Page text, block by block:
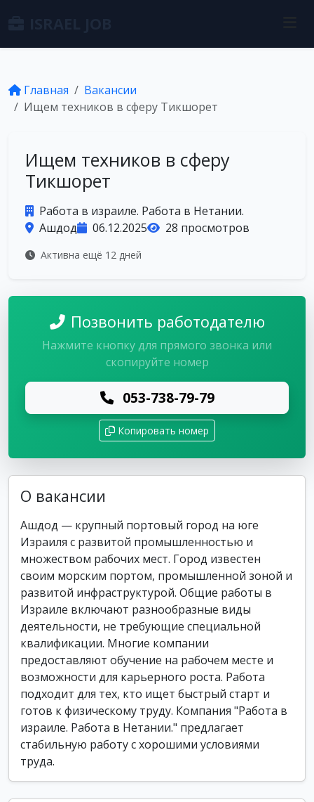
Главная
Вакансии
Ищем техников в сферу Тикшорет
Ищем техников в сферу
Тикшорет
Работа в израиле. Работа в Нетании.
Ашдод
06.12.2025 28 просмотров
Активна ещё 12 дней
Позвонить работодателю
Нажмите кнопку для прямого звонка или
скопируйте номер
053-738-79-79
Копировать номер
О вакансии
Ашдод — крупный портовый город на юге
Израиля с развитой промышленностью и
множеством рабочих мест. Город известен
своим морским портом, промышленной зоной и
развитой инфраструктурой. Общие работы в
Израиле включают разнообразные виды
деятельности, не требующие специальной
квалификации. Многие компании
предоставляют обучение на рабочем месте и
возможности для карьерного роста. Работа
подходит для тех, кто ищет быстрый старт и
готов к физическому труду. Компания "Работа в
израиле. Работа в Нетании." предлагает
стабильную работу с хорошими условиями
труда.